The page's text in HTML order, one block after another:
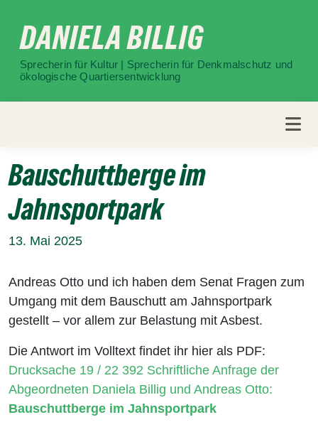
zum
InhaltDANIELA BILLIG
Sprecherin für Kultur | Sprecherin für Denkmalschutz und
ökologische Quartiersentwicklung
Bauschuttberge im
Jahnsportpark
13. Mai 2025
Andreas Otto und ich haben dem Senat Fragen zum
Umgang mit dem Bauschutt am Jahnsportpark
gestellt – vor allem zur Belastung mit Asbest.
Die Antwort im Volltext findet ihr hier als PDF:
Drucksache 19 / 22 392 Schriftliche Anfrage der
Abgeordneten Daniela Billig und Andreas Otto:
Bauschuttberge im Jahnsportpark